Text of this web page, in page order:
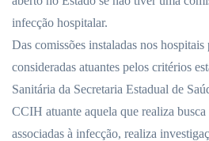
infecção hospitalar.
Das comissões instaladas nos hospitais
consideradas atuantes pelos critérios
Sanitária da Secretaria Estadual de
CCIH atuante aquela que realiza
associadas à infecção, realiza